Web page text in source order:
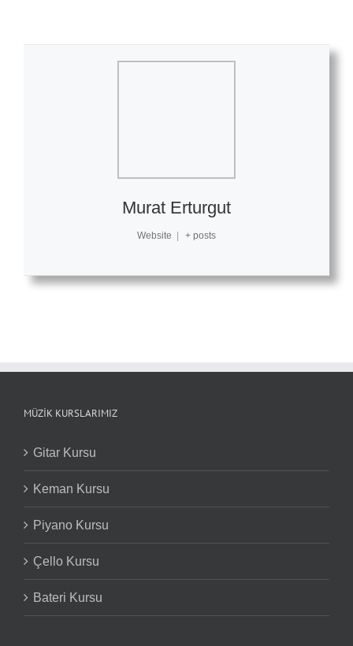
Murat Erturgut
Website + posts
MÜZIK KURSLARIMIZ
Gitar Kursu
Keman Kursu
Piyano Kursu
Çello Kursu
Bateri Kursu